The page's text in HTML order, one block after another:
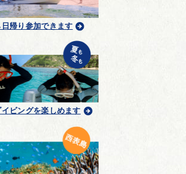
帰り参加できます
ビングを楽しめます